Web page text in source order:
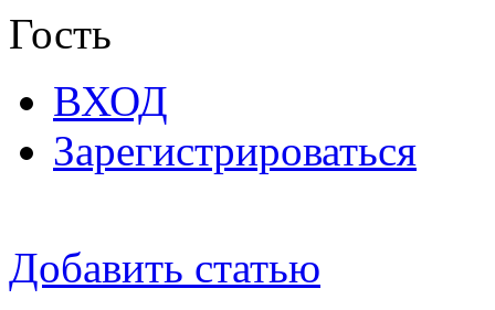
Гость
ВХОД
Зарегистрироваться
Добавить статью